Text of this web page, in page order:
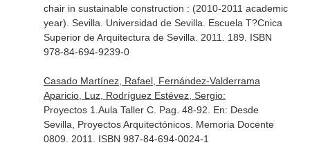
chair in sustainable construction : (2010-2011 academic
year) . Sevilla. Universidad de Sevilla. Escuela T?Cnica
Superior de Arquitectura de Sevilla. 2011. 189. ISBN
978-84-694-9239-0
Casado Martínez, Rafael, Fernández-Valderrama
Aparicio, Luz, Rodríguez Estévez, Sergio:
Proyectos 1.Aula Taller C. Pag. 48-92. En: Desde
Sevilla, Proyectos Arquitectónicos. Memoria Docente
0809 . 2011. ISBN 987-84-694-0024-1